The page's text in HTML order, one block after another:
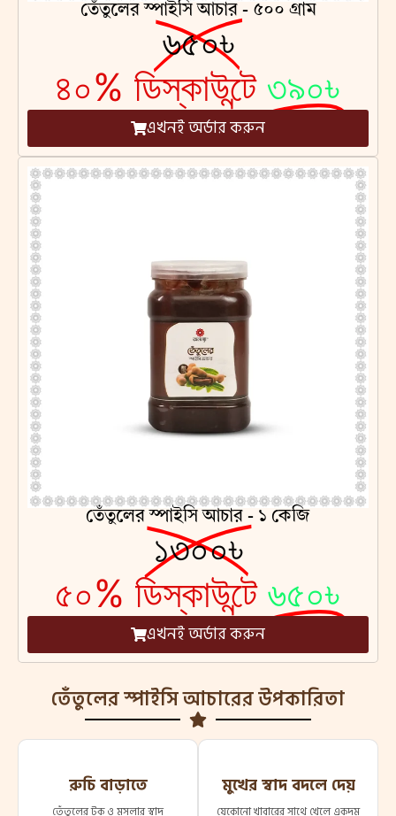
তেঁতুলের স্পাইসি আচার - ৫০০ গ্রাম
৬৫০৳
৪০% ডিস্কাউন্টে ৩৯০৳
এখনই অর্ডার করুন
তেঁতুলের স্পাইসি আচার - ১ কেজি
১৩০০৳
৫০% ডিস্কাউন্টে ৬৫০৳
এখনই অর্ডার করুন
তেঁতুলের স্পাইসি আচারের উপকারিতা
রুচি বাড়াতে
তেঁতুলের টক ও মসলার স্বাদ
মুখের স্বাদ বদলে দেয়
যেকোনো খাবারের সাথে খেলে একদম